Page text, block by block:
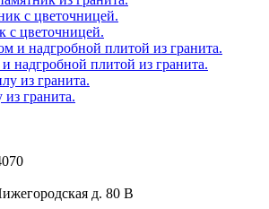
с цветочницей.
надгробной плитой из гранита.
гранита.
д. 80 В